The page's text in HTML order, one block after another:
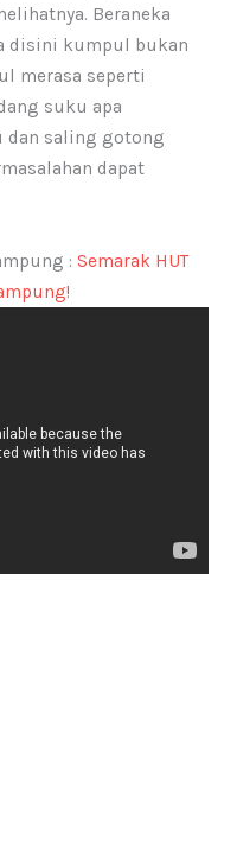
Beraneka
disini kumpul bukan
merasa seperti
suku apa
dan saling gotong
dapat
: Semarak HUT